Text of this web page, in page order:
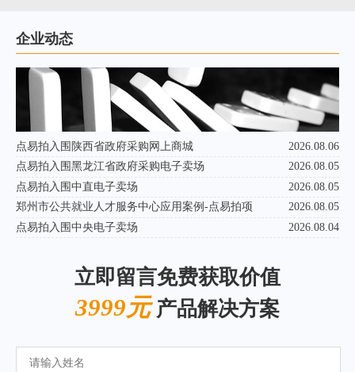
企业动态
点易拍入围陕西省政府采购网上商城
2026.08.06
点易拍入围黑龙江省政府采购电子卖场
2026.08.05
点易拍入围中直电子卖场
2026.08.05
郑州市公共就业人才服务中心应用案例-点易拍项
2026.08.05
点易拍入围中央电子卖场
2026.08.04
立即留言免费获取价值
3999元产品解决方案